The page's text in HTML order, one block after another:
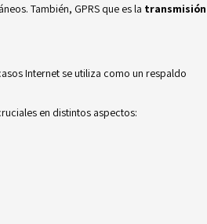
También, GPRS que es la transmisión
Internet se utiliza como un respaldo
en distintos aspectos: